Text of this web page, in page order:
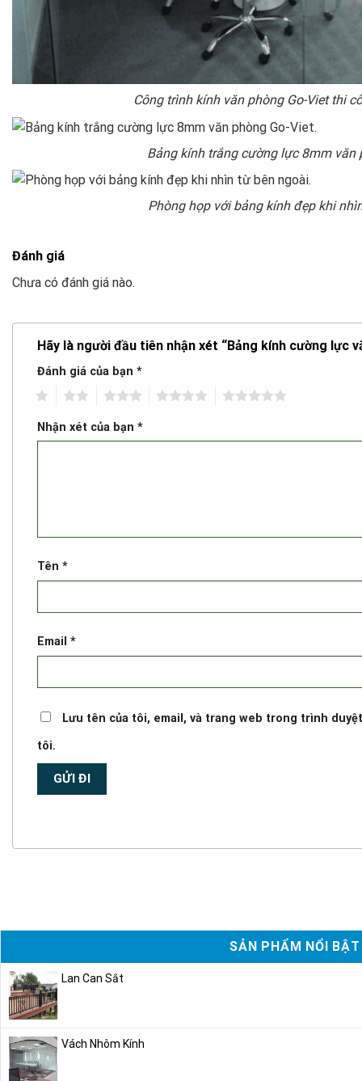
SẢN PHẨM NỔI BẬT
Lan Can Sắt
Vách Nhôm Kính
Công trình kính văn phòng Go-Viet thi
Bảng kính trắng cường lực 8mm văn
Phòng họp với bảng kính đẹp khi
Đánh giá
Chưa có đánh giá nào.
Hãy là người đầu tiên nhận xét “Bảng kính cường lực
Đánh giá của bạn *
Nhận xét của bạn *
Tên *
Email *
Lưu tên của tôi, email, và trang web trong trình
tôi.